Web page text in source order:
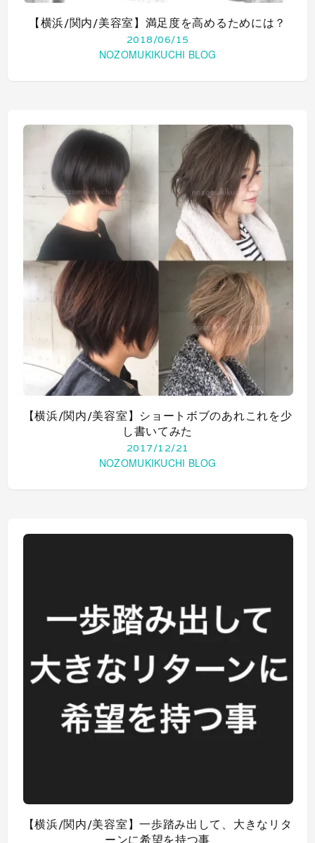
【横浜/関内/美容室】満足度を高めるためには？
2018/06/15
NOZOMUKIKUCHI BLOG
【横浜/関内/美容室】ショートボブのあれこれを少
し書いてみた
2017/12/21
NOZOMUKIKUCHI BLOG
【横浜/関内/美容室】一歩踏み出して、大きなリタ